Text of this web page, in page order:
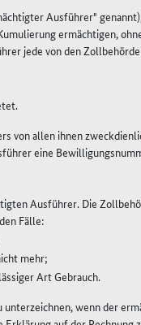
Ausführer"
ermächtigen,
jede von den
von allen ihnen
eine
Ausführer. Die
Fälle:
mehr;
Art Gebrauch.
wenn der